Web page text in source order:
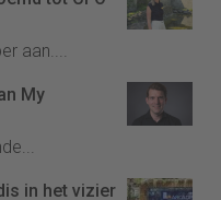
aan....
My
in het vizier